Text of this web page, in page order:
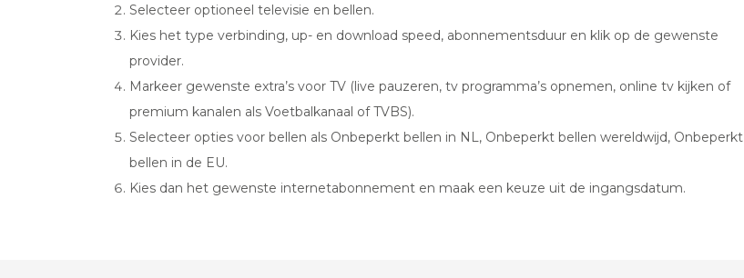
Selecteer optioneel televisie en bellen.
Kies het type verbinding, up- en download speed, abonnementsduur en klik op de gewenste
provider.
Markeer gewenste extra’s voor TV (live pauzeren, tv programma’s opnemen, online tv kijken of
premium kanalen als Voetbalkanaal of TVBS).
Selecteer opties voor bellen als Onbeperkt bellen in NL, Onbeperkt bellen wereldwijd, Onbeperkt
bellen in de EU.
Kies dan het gewenste internetabonnement en maak een keuze uit de ingangsdatum.